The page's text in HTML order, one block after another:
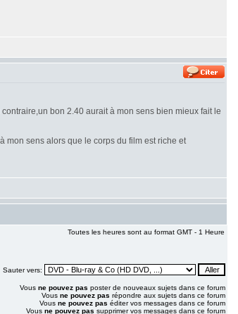
bon 2.40 aurait à mon sens bien mieux fait le
mon sens alors que le corps du film est riche et
Toutes les heures sont au format GMT - 1 Heure
Sauter vers:
Vous ne pouvez pas poster de nouveaux sujets dans ce forum
Vous ne pouvez pas répondre aux sujets dans ce forum
Vous ne pouvez pas éditer vos messages dans ce forum
Vous ne pouvez pas supprimer vos messages dans ce forum